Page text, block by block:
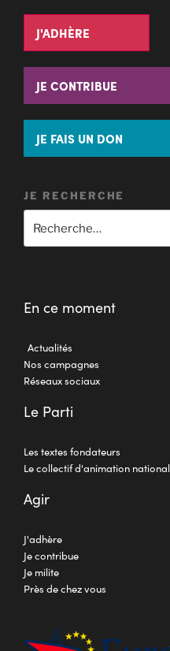
J'ADHÈRE
JE CONTRIBUE
JE FAIS UN DON
JE RECHERCHE
En ce moment
Actualités
Nos campagnes
Réseaux sociaux
Le Parti
Les textes fondateurs
Le collectif d'animation national
Agir
J'adhère
Je contribue
Je milite
Près de chez vous